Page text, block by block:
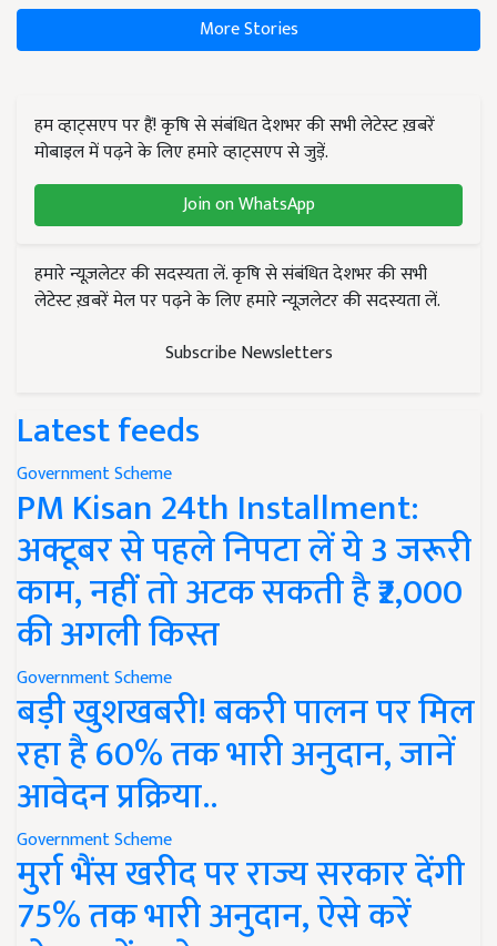
More Stories
हम व्हाट्सएप पर हैं! कृषि से संबंधित देशभर की सभी लेटेस्ट ख़बरें
मोबाइल में पढ़ने के लिए हमारे व्हाट्सएप से जुड़ें.
Join on WhatsApp
हमारे न्यूज़लेटर की सदस्यता लें. कृषि से संबंधित देशभर की सभी
लेटेस्ट ख़बरें मेल पर पढ़ने के लिए हमारे न्यूज़लेटर की सदस्यता लें.
Subscribe Newsletters
Latest feeds
Government Scheme
PM Kisan 24th Installment:
अक्टूबर से पहले निपटा लें ये 3 जरूरी
काम, नहीं तो अटक सकती है ₹2,000
की अगली किस्त
Government Scheme
बड़ी खुशखबरी! बकरी पालन पर मिल
रहा है 60% तक भारी अनुदान, जानें
आवेदन प्रक्रिया..
Government Scheme
मुर्रा भैंस खरीद पर राज्य सरकार देंगी
75% तक भारी अनुदान, ऐसे करें